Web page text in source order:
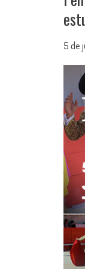
5 de